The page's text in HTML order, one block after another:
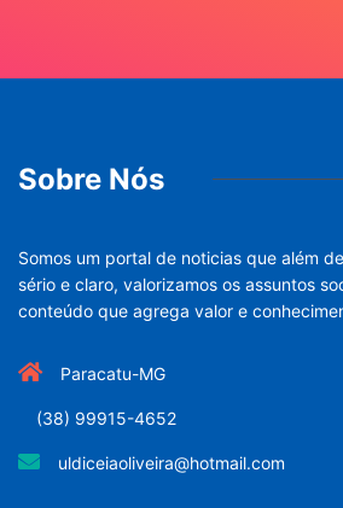
Sobre Nós
Somos um portal de noticias que além
sério e claro, valorizamos os assuntos
conteúdo que agrega valor e
Paracatu-MG
(38) 99915-4652
uldiceiaoliveira@hotmail.com